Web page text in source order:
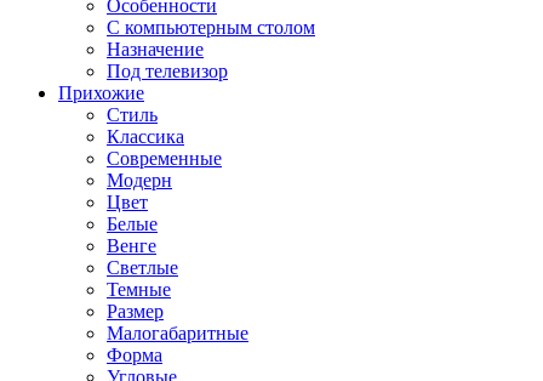
Особенности
С компьютерным столом
Назначение
Под телевизор
Прихожие
Стиль
Классика
Современные
Модерн
Цвет
Белые
Венге
Светлые
Темные
Размер
Малогабаритные
Форма
Угловые